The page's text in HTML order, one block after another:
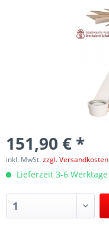
151,90 € *
inkl. MwSt.zzgl. Versandkosten
Lieferzeit 3-6 Werktage